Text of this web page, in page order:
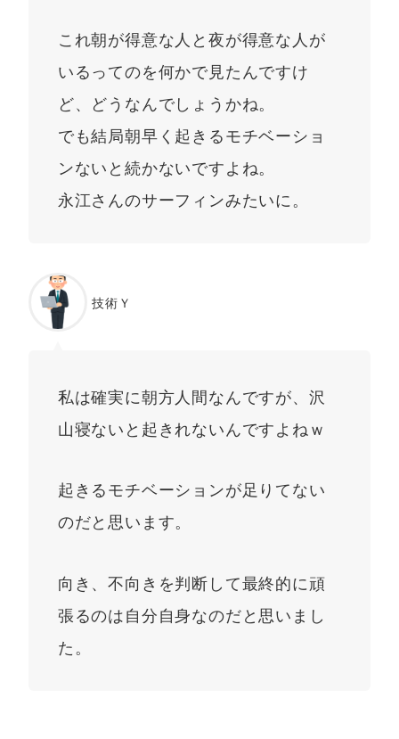
これ朝が得意な人と夜が得意な人が
いるってのを何かで見たんですけ
ど、どうなんでしょうかね。
でも結局朝早く起きるモチベーショ
ンないと続かないですよね。
永江さんのサーフィンみたいに。
技術Ｙ
私は確実に朝方人間なんですが、沢
山寝ないと起きれないんですよねｗ
起きるモチベーションが足りてない
のだと思います。
向き、不向きを判断して最終的に頑
張るのは自分自身なのだと思いまし
た。